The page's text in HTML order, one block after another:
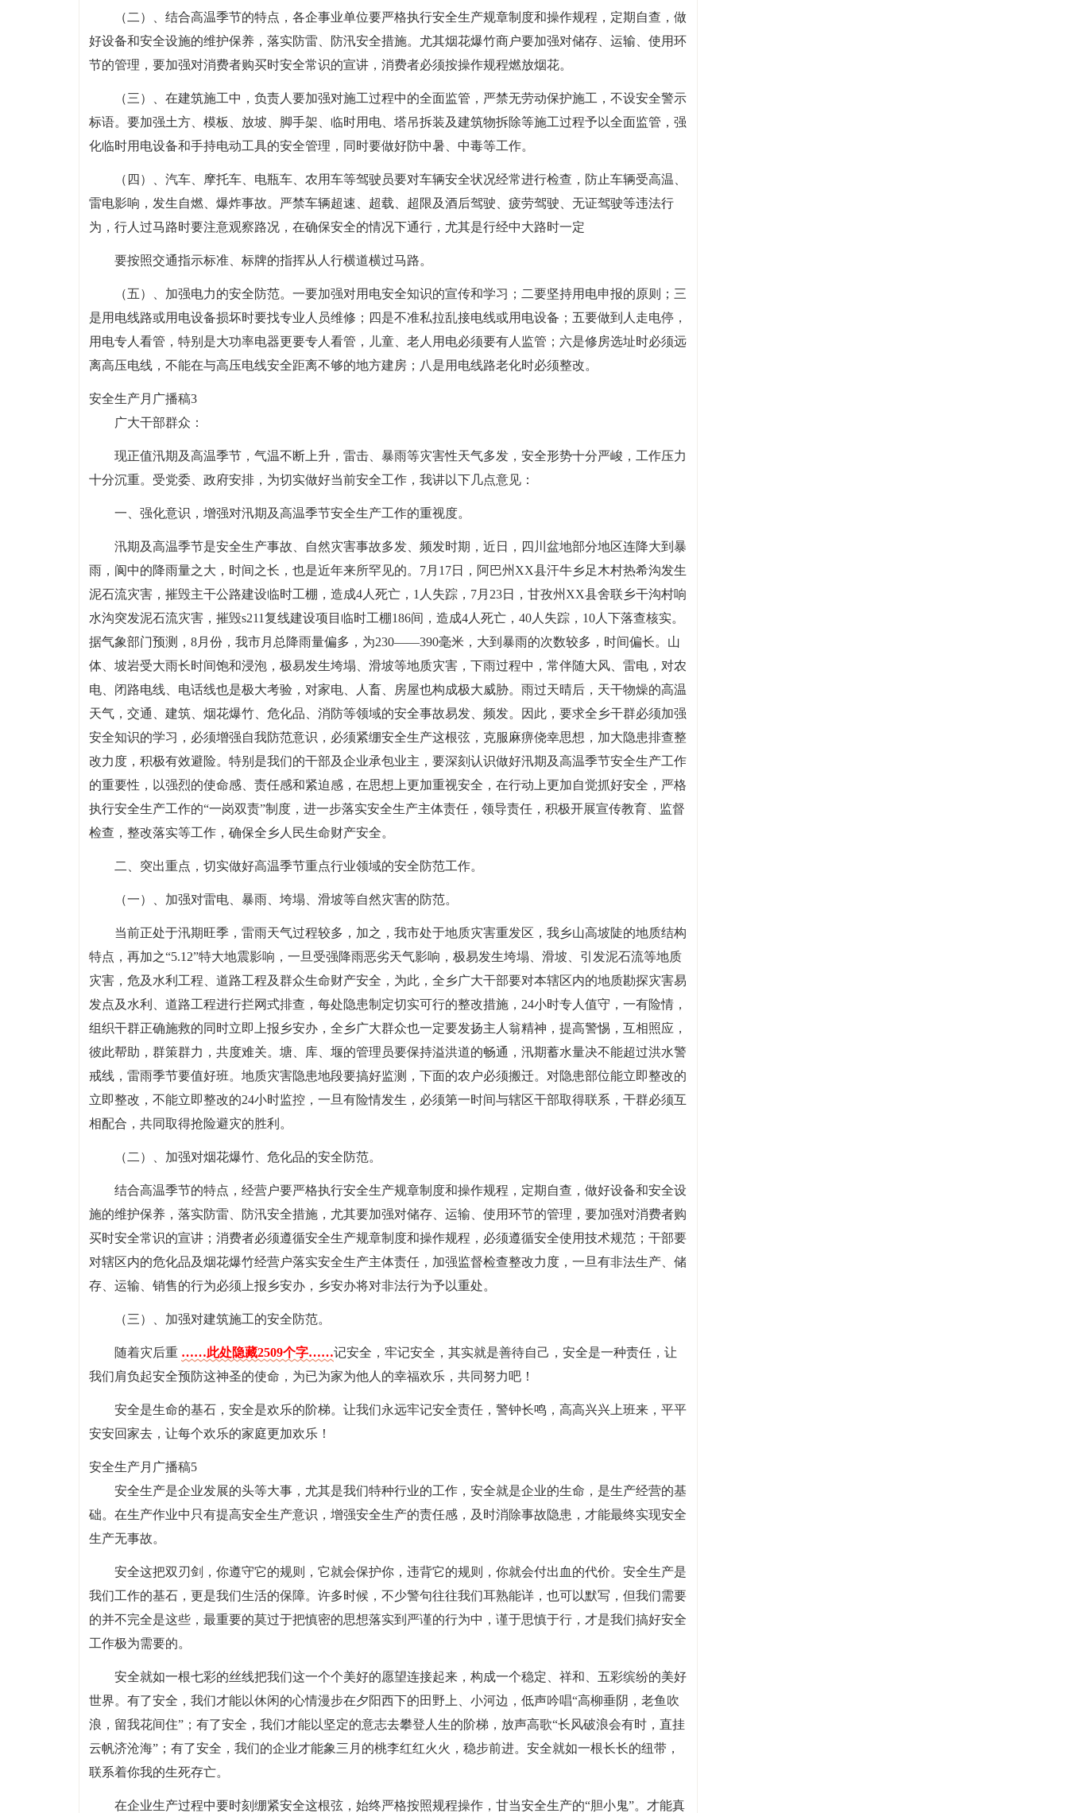
（二）、结合高温季节的特点，各企事业单位要严格执行安全生产规章制度和操作规程，定期自查，做
好设备和安全设施的维护保养，落实防雷、防汛安全措施。尤其烟花爆竹商户要加强对储存、运输、使用环
节的管理，要加强对消费者购买时安全常识的宣讲，消费者必须按操作规程燃放烟花。
（三）、在建筑施工中，负责人要加强对施工过程中的全面监管，严禁无劳动保护施工，不设安全警示
标语。要加强土方、模板、放坡、脚手架、临时用电、塔吊拆装及建筑物拆除等施工过程予以全面监管，强
化临时用电设备和手持电动工具的安全管理，同时要做好防中暑、中毒等工作。
（四）、汽车、摩托车、电瓶车、农用车等驾驶员要对车辆安全状况经常进行检查，防止车辆受高温、
雷电影响，发生自燃、爆炸事故。严禁车辆超速、超载、超限及酒后驾驶、疲劳驾驶、无证驾驶等违法行
为，行人过马路时要注意观察路况，在确保安全的情况下通行，尤其是行经中大路时一定
要按照交通指示标准、标牌的指挥从人行横道横过马路。
（五）、加强电力的安全防范。一要加强对用电安全知识的宣传和学习；二要坚持用电申报的原则；三
是用电线路或用电设备损坏时要找专业人员维修；四是不准私拉乱接电线或用电设备；五要做到人走电停，
用电专人看管，特别是大功率电器更要专人看管，儿童、老人用电必须要有人监管；六是修房选址时必须远
离高压电线，不能在与高压电线安全距离不够的地方建房；八是用电线路老化时必须整改。
安全生产月广播稿3
广大干部群众：
现正值汛期及高温季节，气温不断上升，雷击、暴雨等灾害性天气多发，安全形势十分严峻，工作压力
十分沉重。受党委、政府安排，为切实做好当前安全工作，我讲以下几点意见：
一、强化意识，增强对汛期及高温季节安全生产工作的重视度。
汛期及高温季节是安全生产事故、自然灾害事故多发、频发时期，近日，四川盆地部分地区连降大到暴
雨，阆中的降雨量之大，时间之长，也是近年来所罕见的。7月17日，阿巴州XX县汗牛乡足木村热希沟发生
泥石流灾害，摧毁主干公路建设临时工棚，造成4人死亡，1人失踪，7月23日，甘孜州XX县舍联乡干沟村响
水沟突发泥石流灾害，摧毁s211复线建设项目临时工棚186间，造成4人死亡，40人失踪，10人下落查核实。
据气象部门预测，8月份，我市月总降雨量偏多，为230——390毫米，大到暴雨的次数较多，时间偏长。山
体、坡岩受大雨长时间饱和浸泡，极易发生垮塌、滑坡等地质灾害，下雨过程中，常伴随大风、雷电，对农
电、闭路电线、电话线也是极大考验，对家电、人畜、房屋也构成极大威胁。雨过天晴后，天干物燥的高温
天气，交通、建筑、烟花爆竹、危化品、消防等领域的安全事故易发、频发。因此，要求全乡干群必须加强
安全知识的学习，必须增强自我防范意识，必须紧绷安全生产这根弦，克服麻痹侥幸思想，加大隐患排查整
改力度，积极有效避险。特别是我们的干部及企业承包业主，要深刻认识做好汛期及高温季节安全生产工作
的重要性，以强烈的使命感、责任感和紧迫感，在思想上更加重视安全，在行动上更加自觉抓好安全，严格
执行安全生产工作的“一岗双责”制度，进一步落实安全生产主体责任，领导责任，积极开展宣传教育、监督
检查，整改落实等工作，确保全乡人民生命财产安全。
二、突出重点，切实做好高温季节重点行业领域的安全防范工作。
（一）、加强对雷电、暴雨、垮塌、滑坡等自然灾害的防范。
当前正处于汛期旺季，雷雨天气过程较多，加之，我市处于地质灾害重发区，我乡山高坡陡的地质结构
特点，再加之“5.12”特大地震影响，一旦受强降雨恶劣天气影响，极易发生垮塌、滑坡、引发泥石流等地质
灾害，危及水利工程、道路工程及群众生命财产安全，为此，全乡广大干部要对本辖区内的地质勘探灾害易
发点及水利、道路工程进行拦网式排查，每处隐患制定切实可行的整改措施，24小时专人值守，一有险情，
组织干群正确施救的同时立即上报乡安办，全乡广大群众也一定要发扬主人翁精神，提高警惕，互相照应，
彼此帮助，群策群力，共度难关。塘、库、堰的管理员要保持溢洪道的畅通，汛期蓄水量决不能超过洪水警
戒线，雷雨季节要值好班。地质灾害隐患地段要搞好监测，下面的农户必须搬迁。对隐患部位能立即整改的
立即整改，不能立即整改的24小时监控，一旦有险情发生，必须第一时间与辖区干部取得联系，干群必须互
相配合，共同取得抢险避灾的胜利。
（二）、加强对烟花爆竹、危化品的安全防范。
结合高温季节的特点，经营户要严格执行安全生产规章制度和操作规程，定期自查，做好设备和安全设
施的维护保养，落实防雷、防汛安全措施，尤其要加强对储存、运输、使用环节的管理，要加强对消费者购
买时安全常识的宣讲；消费者必须遵循安全生产规章制度和操作规程，必须遵循安全使用技术规范；干部要
对辖区内的危化品及烟花爆竹经营户落实安全生产主体责任，加强监督检查整改力度，一旦有非法生产、储
存、运输、销售的行为必须上报乡安办，乡安办将对非法行为予以重处。
（三）、加强对建筑施工的安全防范。
随着灾后重 ……此处隐藏2509个字……记安全，牢记安全，其实就是善待自己，安全是一种责任，让
我们肩负起安全预防这神圣的使命，为已为家为他人的幸福欢乐，共同努力吧！
安全是生命的基石，安全是欢乐的阶梯。让我们永远牢记安全责任，警钟长鸣，高高兴兴上班来，平平
安安回家去，让每个欢乐的家庭更加欢乐！
安全生产月广播稿5
安全生产是企业发展的头等大事，尤其是我们特种行业的工作，安全就是企业的生命，是生产经营的基
础。在生产作业中只有提高安全生产意识，增强安全生产的责任感，及时消除事故隐患，才能最终实现安全
生产无事故。
安全这把双刃剑，你遵守它的规则，它就会保护你，违背它的规则，你就会付出血的代价。安全生产是
我们工作的基石，更是我们生活的保障。许多时候，不少警句往往我们耳熟能详，也可以默写，但我们需要
的并不完全是这些，最重要的莫过于把慎密的思想落实到严谨的行为中，谨于思慎于行，才是我们搞好安全
工作极为需要的。
安全就如一根七彩的丝线把我们这一个个美好的愿望连接起来，构成一个稳定、祥和、五彩缤纷的美好
世界。有了安全，我们才能以休闲的心情漫步在夕阳西下的田野上、小河边，低声吟唱“高柳垂阴，老鱼吹
浪，留我花间住”；有了安全，我们才能以坚定的意志去攀登人生的阶梯，放声高歌“长风破浪会有时，直挂
云帆济沧海”；有了安全，我们的企业才能象三月的桃李红红火火，稳步前进。安全就如一根长长的纽带，
联系着你我的生死存亡。
在企业生产过程中要时刻绷紧安全这根弦，始终严格按照规程操作，甘当安全生产的“胆小鬼”。才能真